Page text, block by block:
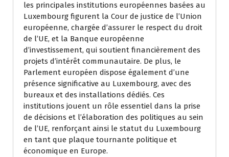
les principales institutions européennes basées au
Luxembourg figurent la Cour de justice de l’Union
européenne, chargée d’assurer le respect du droit
de l’UE, et la Banque européenne
d’investissement, qui soutient financièrement des
projets d’intérêt communautaire. De plus, le
Parlement européen dispose également d’une
présence significative au Luxembourg, avec des
bureaux et des installations dédiés. Ces
institutions jouent un rôle essentiel dans la prise
de décisions et l’élaboration des politiques au sein
de l’UE, renforçant ainsi le statut du Luxembourg
en tant que plaque tournante politique et
économique en Europe.